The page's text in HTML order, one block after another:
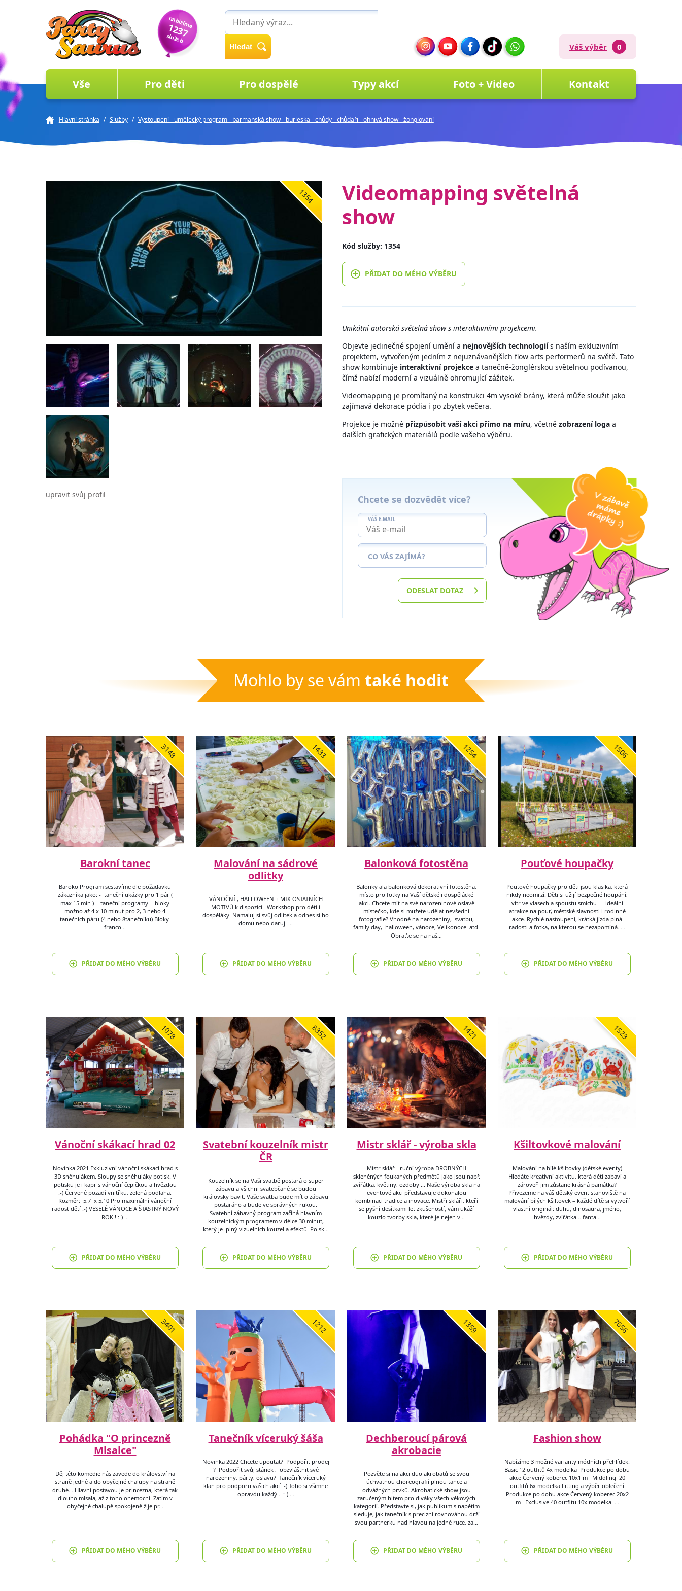
nabízíme
1237
služeb
Hledat Váš výběr 0
Vše Pro děti Pro dospělé Typy akcí Foto + Video Kontakt
Hlavní stránka / Služby / Vystoupení - umělecký program - barmanská show - burleska - chůdy - chůdaři - ohnivá show - žonglování
1354
upravit svůj profil
Videomapping světelná
show
Kód služby: 1354
PŘIDAT DO MÉHO VÝBĚRU
Unikátní autorská světelná show s interaktivními projekcemi.
Objevte jedinečné spojení umění a nejnovějších technologiís naším exkluzivním
projektem, vytvořeným jedním z nejuznávanějších flow arts performerů na světě. Tato
show kombinuje interaktivní projekce a tanečně-žonglérskou světelnou podívanou,
čímž nabízí moderní a vizuálně ohromující zážitek.
Videomapping je promítaný na konstrukci 4m vysoké brány, která může sloužit jako
zajímavá dekorace pódia i po zbytek večera.
Projekce je možné přizpůsobit vaší akci přímo na míru, včetně zobrazení loga a
dalších grafických materiálů podle vašeho výběru.
Chcete se dozvědět více?
VÁŠ E-MAIL
CO VÁS ZAJÍMÁ?
ODESLAT DOTAZ
Mohlo by se vám také hodit
3148
Barokní tanec
Baroko Program sestavíme dle požadavku
zákazníka jako: - taneční ukázky pro 1 pár (
max 15 min ) - taneční programy - bloky
možno až 4 x 10 minut pro 2, 3 nebo 4
tanečních párů (4 nebo 8tanečníků) Bloky
franco…
PŘIDAT DO MÉHO VÝBĚRU
1433
Malování na sádrové
odlitky
VÁNOČNÍ , HALLOWEEN i MIX OSTATNÍCH
MOTIVŮ k dispozici. Workshop pro děti i
dospěláky. Namaluj si svůj odlitek a odnes si ho
domů nebo daruj. …
PŘIDAT DO MÉHO VÝBĚRU
1254
Balonková fotostěna
Balonky ala balonková dekorativní fotostěna,
místo pro fotky na Vaší dětské i dospělácké
akci. Chcete mít na své narozeninové oslavě
místečko, kde si můžete udělat nevšední
fotografie? Vhodné na narozeniny, svatbu,
family day, halloween, vánoce, Velikonoce atd.
Obraťte se na naš…
PŘIDAT DO MÉHO VÝBĚRU
1506
Pouťové houpačky
Poutové houpačky pro děti jsou klasika, která
nikdy neomrzí. Děti si užijí bezpečné houpání,
vítr ve vlasech a spoustu smíchu — ideální
atrakce na pouť, městské slavnosti i rodinné
akce. Rychlé nastoupení, krátká jízda plná
radosti a fotka, na kterou se nezapomíná. …
PŘIDAT DO MÉHO VÝBĚRU
1078
Vánoční skákací hrad 02
Novinka 2021 Exkluzivní vánoční skákací hrad s
3D sněhulákem. Sloupy se sněhuláky potisk. V
potisku je i kapr s vánoční čepičkou a hvězdou
:-) Červené pozadí vnitřku, zelená podlaha.
Rozměr: 5,7 x 5,10 Pro maximální vánoční
radost dětí :-) VESELÉ VÁNOCE A ŠTASTNÝ NOVÝ
ROK ! :-) …
PŘIDAT DO MÉHO VÝBĚRU
8352
Svatební kouzelník mistr
ČR
Kouzelník se na Vaši svatbě postará o super
zábavu a všichni svatebčané se budou
královsky bavit. Vaše svatba bude mít o zábavu
postaráno a bude ve správných rukou.
Svatební zábavný program začíná hlavním
kouzelnickým programem v délce 30 minut,
který je plný vizuelních kouzel a efektů. Po sk…
PŘIDAT DO MÉHO VÝBĚRU
1421
Mistr sklář - výroba skla
Mistr sklář - ruční výroba DROBNÝCH
skleněných foukaných předmětů jako jsou např.
zvířátka, květiny, ozdoby ... Naše výroba skla na
eventové akci představuje dokonalou
kombinaci tradice a inovace. Mistři skláři, kteří
se pyšní desítkami let zkušeností, vám ukáží
kouzlo tvorby skla, které je nejen v…
PŘIDAT DO MÉHO VÝBĚRU
1523
Kšiltovkové malování
Malování na bílé kšiltovky (dětské eventy)
Hledáte kreativní aktivitu, která děti zabaví a
zároveň jim zůstane krásná památka?
Přivezeme na váš dětský event stanoviště na
malování bílých kšiltovek – každé dítě si vytvoří
vlastní originál: duhu, dinosaura, jméno,
hvězdy, zvířátka… fanta…
PŘIDAT DO MÉHO VÝBĚRU
3401
Pohádka "O princezně
Mlsalce"
Děj této komedie nás zavede do království na
straně jedné a do obyčejné chalupy na straně
druhé... Hlavní postavou je princezna, která tak
dlouho mlsala, až z toho onemocní. Zatím v
obyčejné chalupě spokojeně žije pr…
PŘIDAT DO MÉHO VÝBĚRU
1212
Tanečník víceruký šáša
Novinka 2022 Chcete upoutat? Podpořit prodej
? Podpořit svůj stánek , obzvláštnit své
narozeniny, párty, oslavu? Tanečník víceruký
klan pro podporu vašich akcí :-) Toho si všimne
opravdu každý . :-) …
PŘIDAT DO MÉHO VÝBĚRU
1359
Dechberoucí párová
akrobacie
Pozvěte si na akci duo akrobatů se svou
úchvatnou choreografií plnou tance a
odvážných prvků. Akrobatické show jsou
zaručeným hitem pro diváky všech věkových
kategorií. Představte si, jak publikum s napětím
sleduje, jak tanečník s precizní rovnováhou drží
svou partnerku nad hlavou na jedné ruce, za…
PŘIDAT DO MÉHO VÝBĚRU
7656
Fashion show
Nabízíme 3 možné varianty módních přehlídek:
Basic 12 outfitů 4x modelka Produkce po dobu
akce Červený koberec 10x1 m Middling 20
outfitů 6x modelka Fitting a výběr oblečení
Produkce po dobu akce Červený koberec 20x2
m Exclusive 40 outfitů 10x modelka …
PŘIDAT DO MÉHO VÝBĚRU